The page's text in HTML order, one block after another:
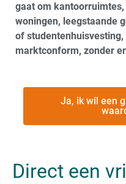
gaat om
woningen, leegstaande
of
marktconform, zonder
Ja, ik wil een
Direct een